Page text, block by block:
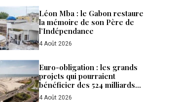
Léon Mba : le Gabon restaure
la mémoire de son Père de
l’Indépendance
4 Août 2026
Euro-obligation : les grands
projets qui pourraient
bénéficier des 524 milliards
de FCFA levés par le Gabon
4 Août 2026